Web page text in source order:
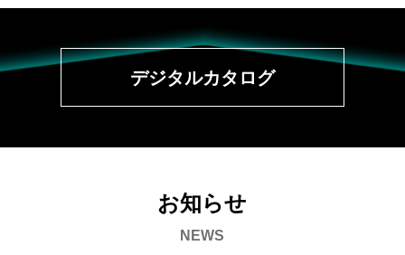
デジタルカタログ
お知らせ
NEWS